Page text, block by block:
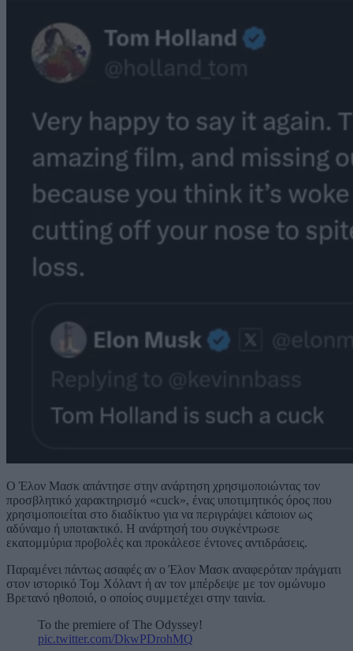
Ο Έλον Μασκ απάντησε στην ανάρτηση χρησιμοποιώντας τον
προσβλητικό χαρακτηρισμό «cuck», ένας υποτιμητικός όρος που
χρησιμοποιείται στο διαδίκτυο για να περιγράψει κάποιον ως
αδύναμο ή υποτακτικό. Η ανάρτησή του συγκέντρωσε
εκατομμύρια προβολές και προκάλεσε έντονες αντιδράσεις.
Παραμένει πάντως ασαφές αν ο Έλον Μασκ αναφερόταν πράγματι
στον ιστορικό Τομ Χόλαντ ή αν τον μπέρδεψε με τον ομώνυμο
Βρετανό ηθοποιό, ο οποίος συμμετέχει στην ταινία.
To the premiere of The Odyssey!
pic.twitter.com/DkwPDrohMQ